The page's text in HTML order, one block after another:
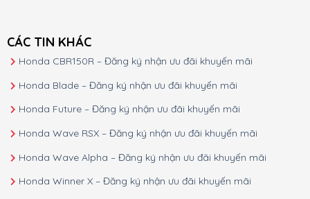
CÁC TIN KHÁC
Honda CBR150R – Đăng ký nhận ưu đãi khuyến mãi
Honda Blade – Đăng ký nhận ưu đãi khuyến mãi
Honda Future – Đăng ký nhận ưu đãi khuyến mãi
Honda Wave RSX – Đăng ký nhận ưu đãi khuyến mãi
Honda Wave Alpha – Đăng ký nhận ưu đãi khuyến mãi
Honda Winner X – Đăng ký nhận ưu đãi khuyến mãi